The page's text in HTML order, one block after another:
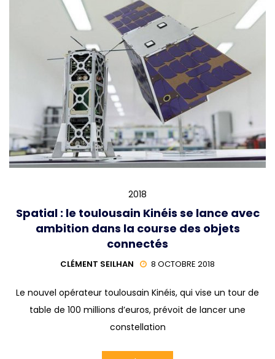
2018
Spatial : le toulousain Kinéis se lance avec
ambition dans la course des objets
connectés
CLÉMENT SEILHAN 8 OCTOBRE 2018
Le nouvel opérateur toulousain Kinéis, qui vise un tour de
table de 100 millions d’euros, prévoit de lancer une
constellation